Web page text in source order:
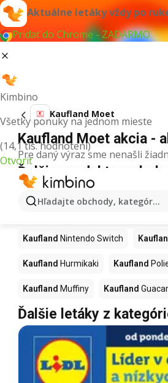
Aktuálne letáky vždy po
Pridať do Chrome - ZADARMO
Kimbino
Všetky ponuky na jednom mieste
(14,1 tis. hodnotení)
Otvoriť
Hľadajte obchody, kategórie,
Kaufland Moet
Kaufland Moet akcia -
Pre daný výraz sme nenašli
Ďalšie produkty v
Kaufland
Kaufland Nintendo Switch
Kaufland Hurmikaki Kaufland
Kaufland Muffiny Kaufland
Ďalšie letáky z